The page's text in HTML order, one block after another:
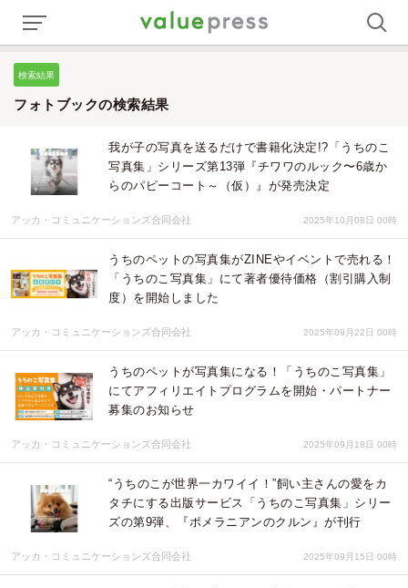
検索結果
フォトブックの検索結果
我が子の写真を送るだけで書籍化決定!?「うちのこ
写真集」シリーズ第13弾『チワワのルック〜6歳か
らのパピーコート～（仮）』が発売決定
アッカ・コミュニケーションズ合同会社 2025年10月08日 00時
うちのペットの写真集がZINEやイベントで売れる！
「うちのこ写真集」にて著者優待価格（割引購入制
度）を開始しました
アッカ・コミュニケーションズ合同会社 2025年09月22日 00時
うちのペットが写真集になる！「うちのこ写真集」
にてアフィリエイトプログラムを開始・パートナー
募集のお知らせ
アッカ・コミュニケーションズ合同会社 2025年09月18日 00時
“うちのこが世界一カワイイ！”飼い主さんの愛をカ
タチにする出版サービス「うちのこ写真集」シリー
ズの第9弾、『ポメラニアンのクルン』が刊行
アッカ・コミュニケーションズ合同会社 2025年09月15日 00時